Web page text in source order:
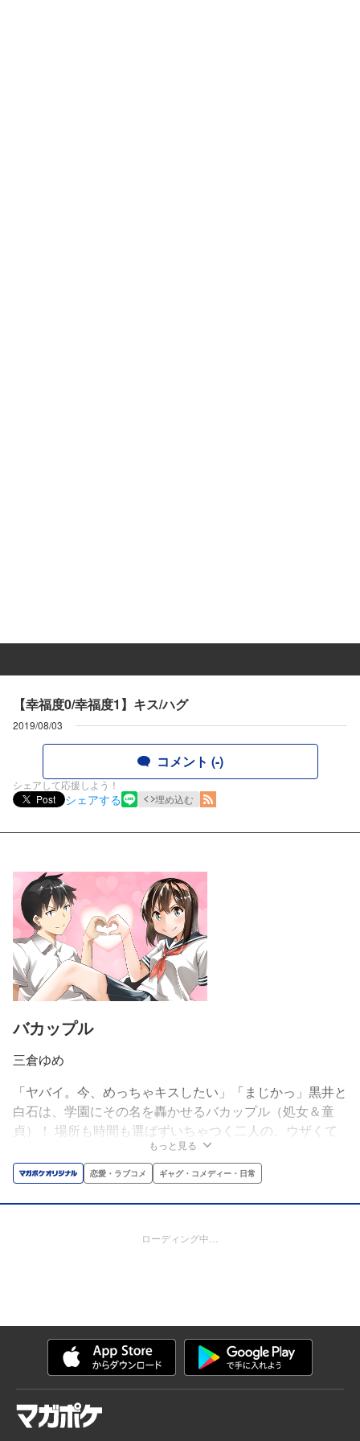
【幸福度0/幸福度1】キス/ハグ
2019/08/03
コメント (-)
シェアして応援しよう！
Post
シェアする 埋め込む
バカップル
三倉ゆめ
「ヤバイ。今、めっちゃキスしたい」「まじかっ」黒井と
白石は、学園にその名を轟かせるバカップル（処女＆童
貞）！ 場所も時間も選ばずいちゃつく二人の、ウザくて
可愛い、でもちょっぴりピュアなバカップルラブコメデ
ィ！！
もっと見る
恋愛・ラブコメ ギャグ・コメディー・日常
ローディング中…